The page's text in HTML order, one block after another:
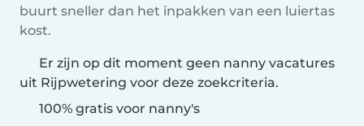
buurt sneller dan het inpakken van een luiertas
kost.
Er zijn op dit moment geen nanny vacatures
uit Rijpwetering voor deze zoekcriteria.
100% gratis voor nanny's